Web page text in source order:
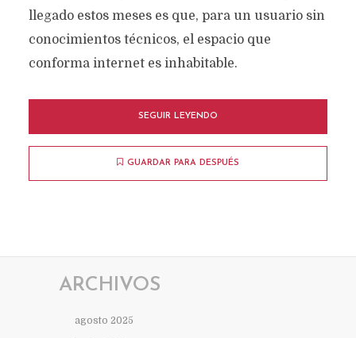
llegado estos meses es que, para un usuario sin
conocimientos técnicos, el espacio que
conforma internet es inhabitable.
SEGUIR LEYENDO
GUARDAR PARA DESPUÉS
ARCHIVOS
agosto 2025